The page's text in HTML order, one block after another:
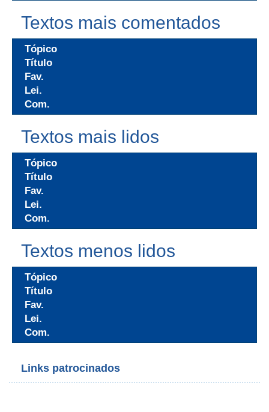
Textos mais comentados
Tópico
Título
Fav.
Lei.
Com.
Textos mais lidos
Tópico
Título
Fav.
Lei.
Com.
Textos menos lidos
Tópico
Título
Fav.
Lei.
Com.
Links patrocinados